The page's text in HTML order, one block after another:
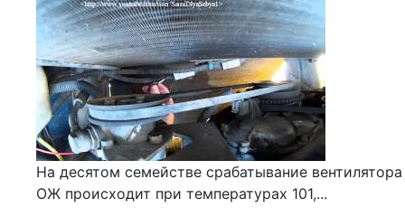
На десятом семействе срабатывание вентилятора
ОЖ происходит при температурах 101,...